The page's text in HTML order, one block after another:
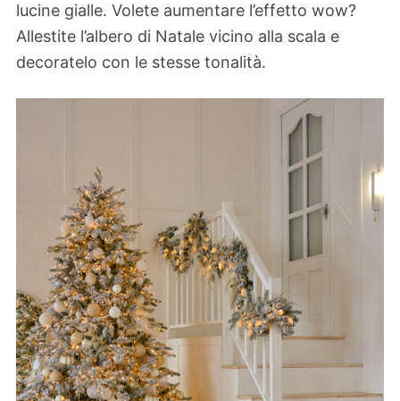
lucine gialle. Volete aumentare l’effetto wow?
Allestite l’albero di Natale vicino alla scala e
decoratelo con le stesse tonalità.